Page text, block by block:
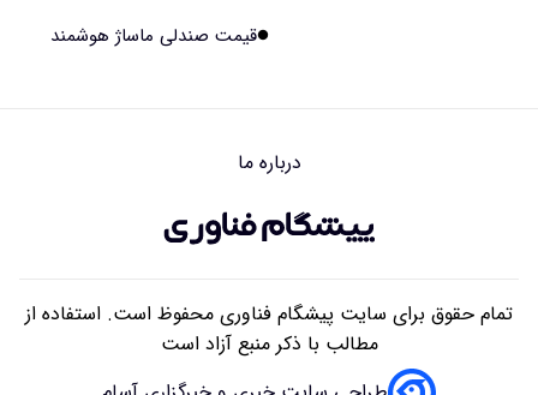
ایرانی‌ها چقدر از هوش مصنوعی استفاده می‌کنند؟
قیمت صندلی ماساژ هوشمند
درباره ما
تمام حقوق برای سایت پیشگام فناوری محفوظ است. استفاده از
مطالب با ذکر منبع آزاد است